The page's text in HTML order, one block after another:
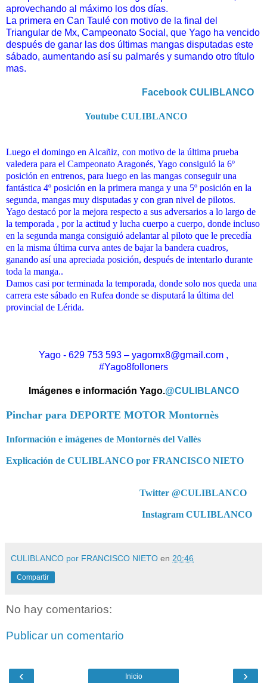
aprovechando al máximo los dos días.
La primera en Can Taulé con motivo de la final del
Triangular de Mx, Campeonato Social, que Yago ha vencido
después de ganar las dos últimas mangas disputadas este
sábado, aumentando así su palmarés y sumando otro título
mas.
Facebook CULIBLANCO
Youtube CULIBLANCO
Luego el domingo en Alcañiz, con motivo de la última prueba
valedera para el Campeonato Aragonés, Yago consiguió la 6º
posición en entrenos, para luego en las mangas conseguir una
fantástica 4º posición en la primera manga y una 5º posición en la
segunda, mangas muy disputadas y con gran nivel de pilotos.
Yago destacó por la mejora respecto a sus adversarios a lo largo de
la temporada , por la actitud y lucha cuerpo a cuerpo, donde incluso
en la segunda manga consiguió adelantar al piloto que le precedía
en la misma última curva antes de bajar la bandera cuadros,
ganando así una apreciada posición, después de intentarlo durante
toda la manga..
Damos casi por terminada la temporada, donde solo nos queda una
carrera este sábado en Rufea donde se disputará la última del
provincial de Lérida.
Yago - 629 753 593 – yagomx8@gmail.com ,
#Yago8folloners
Imágenes e información Yago.@CULIBLANCO
Pinchar para DEPORTE MOTOR Montornès
Información e imágenes de Montornès del Vallès
Explicación de CULIBLANCO por FRANCISCO NIETO
Twitter @CULIBLANCO
Instagram CULIBLANCO
CULIBLANCO por FRANCISCO NIETO en 20:46
Compartir
No hay comentarios:
Publicar un comentario
‹ ›
Inicio